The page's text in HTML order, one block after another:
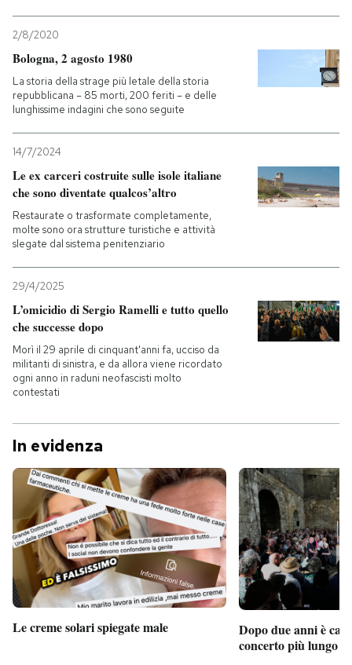
2/8/2020
Bologna, 2 agosto 1980
La storia della strage più letale della storia
repubblicana – 85 morti, 200 feriti – e delle
lunghissime indagini che sono seguite
14/7/2024
Le ex carceri costruite sulle isole italiane
che sono diventate qualcos’altro
Restaurate o trasformate completamente,
molte sono ora strutture turistiche e attività
slegate dal sistema penitenziario
29/4/2025
L’omicidio di Sergio Ramelli e tutto quello
che successe dopo
Morì il 29 aprile di cinquant'anni fa, ucciso da
militanti di sinistra, e da allora viene ricordato
ogni anno in raduni neofascisti molto
contestati
In evidenza
Le creme solari spiegate male
Dopo due anni è
concerto più lungo